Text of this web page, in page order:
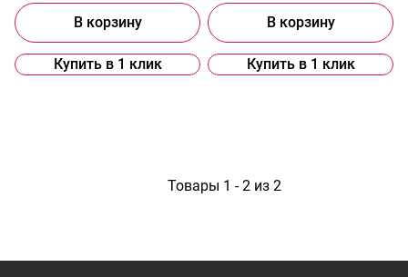
В корзину
Купить в 1 клик
В корзину
Купить в 1 клик
Товары 1 - 2 из 2